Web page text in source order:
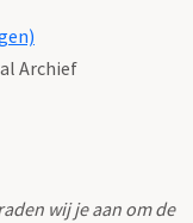
Archief
wij je aan om de